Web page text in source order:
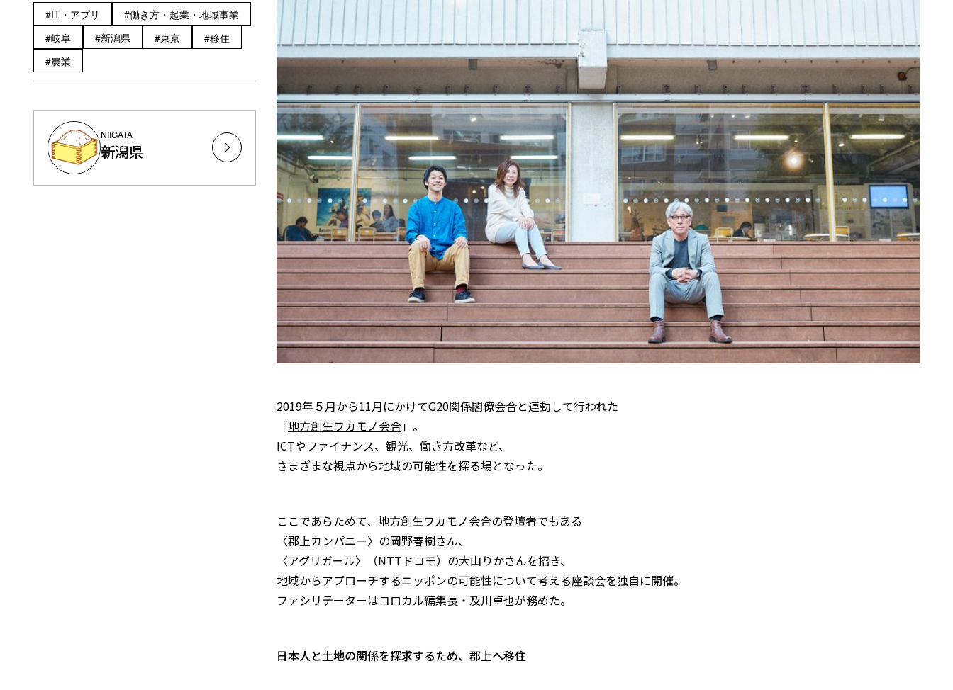
IT・アプリ
働き方・起業・地域事業
岐阜
新潟県 東京
移住
農業
NIIGATA
新潟県
2019年５月から11月にかけてG20関係閣僚会合と連動して行われた
「地方創生ワカモノ会合」。
ICTやファイナンス、観光、働き方改革など、
さまざまな視点から地域の可能性を探る場となった。
ここであらためて、地方創生ワカモノ会合の登壇者でもある
〈郡上カンパニー〉の岡野春樹さん、
〈アグリガール〉（NTTドコモ）の大山りかさんを招き、
地域からアプローチするニッポンの可能性について考える座談会を独自に開催。
ファシリテーターはコロカル編集長・及川卓也が務めた。
日本人と土地の関係を探求するため、郡上へ移住